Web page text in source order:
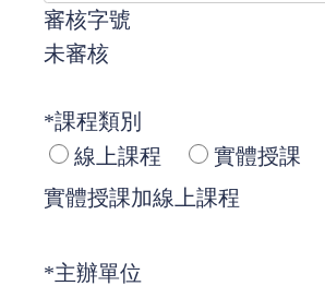
審核字號
未審核
*課程類別
線上課程
實體授課
實體授課加線上課程
*主辦單位